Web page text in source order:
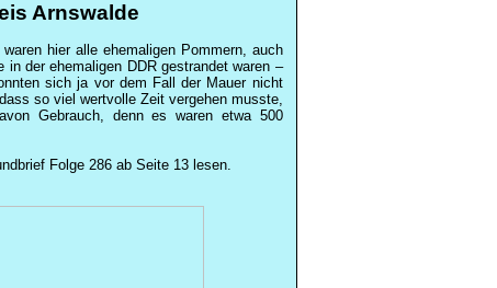
Arnswalde
hier alle ehemaligen Pommern, auch
in der ehemaligen DDR gestrandet waren –
sich ja vor dem Fall der Mauer nicht
so viel wertvolle Zeit vergehen musste,
Gebrauch, denn es waren etwa 500
Folge 286 ab Seite 13 lesen.